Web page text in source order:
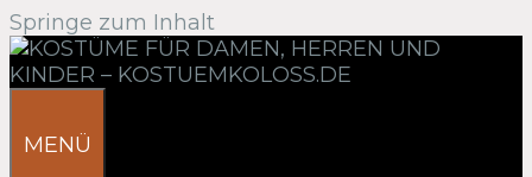
Springe zum Inhalt
MENÜ